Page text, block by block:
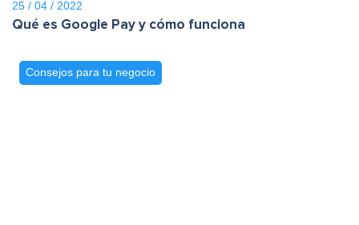
25 / 04 / 2022
Qué es Google Pay y cómo funciona
Consejos para tu negocio